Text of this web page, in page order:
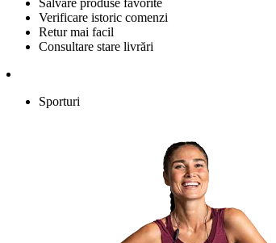
Salvare produse favorite
Verificare istoric comenzi
Retur mai facil
Consultare stare livrări
Sporturi